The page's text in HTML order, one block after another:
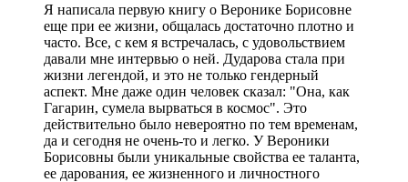
Я написала первую книгу о Веронике Борисовне
еще при ее жизни, общалась достаточно плотно и
часто. Все, с кем я встречалась, с удовольствием
давали мне интервью о ней. Дударова стала при
жизни легендой, и это не только гендерный
аспект. Мне даже один человек сказал: "Она, как
Гагарин, сумела вырваться в космос". Это
действительно было невероятно по тем временам,
да и сегодня не очень-то и легко. У Вероники
Борисовны были уникальные свойства ее таланта,
ее дарования, ее жизненного и личностного